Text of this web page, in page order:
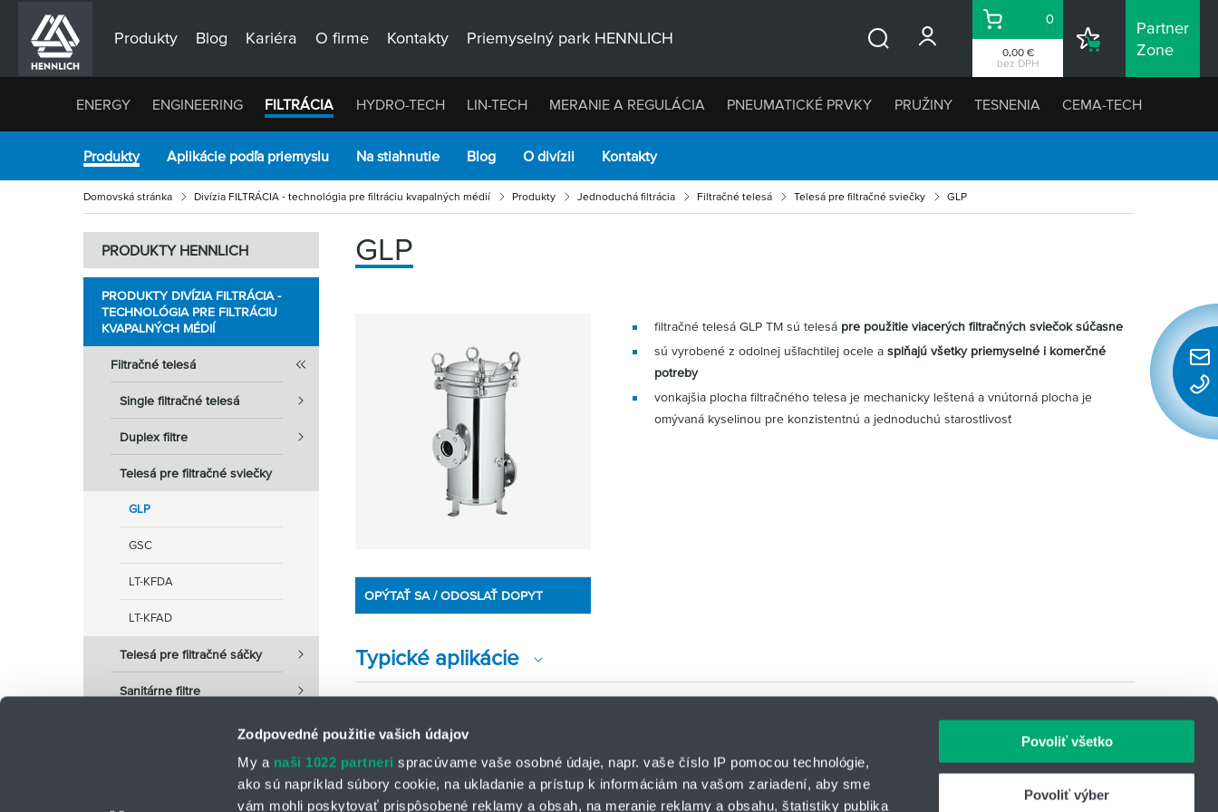
Zodpovedné použitie vašich údajov
My a naši 1022 partneri spracúvame vaše osobné údaje, napr. vaše číslo IP pomocou technológie,
ako sú napríklad súbory cookie, na ukladanie a prístup k informáciám na vašom zariadení, aby sme
vám mohli poskytovať prispôsobené reklamy a obsah, na meranie reklamy a obsahu, štatistiky publika
Povoliť všetko
Povoliť výber
Produkty Blog Kariéra O firme Kontakty Priemyselný park HENNLICH
0,00 €
bez DPH
Košík
0
Nákupný
Partner
Zone
ENERGY ENGINEERING FILTRÁCIA HYDRO-TECH LIN-TECH MERANIE A REGULÁCIA PNEUMATICKÉ PRVKY PRUŽINY TESNENIA CEMA-TECH
Produkty Aplikácie podľa priemyslu Na stiahnutie Blog O divízii Kontakty
Domovská stránka Divízia FILTRÁCIA - technológia pre filtráciu kvapalných médií Produkty Jednoduchá filtrácia Filtračné telesá Telesá pre filtračné sviečky GLP
PRODUKTY HENNLICH
PRODUKTY DIVÍZIA FILTRÁCIA -
TECHNOLÓGIA PRE FILTRÁCIU
KVAPALNÝCH MÉDIÍ
Filtračné telesá
Single filtračné telesá
Duplex filtre
Telesá pre filtračné sviečky
GLP
GSC
LT-KFDA
LT-KFAD
Telesá pre filtračné sáčky
Sanitárne filtre
GLP
OPÝTAŤ SA / ODOSLAŤ DOPYT
filtračné telesá GLP TM sú telesá pre použitie viacerých filtračných sviečok súčasne
sú vyrobené z odolnej ušľachtilej ocele a splňajú všetky priemyselné i komerčné
potreby
vonkajšia plocha filtračného telesa je mechanicky leštená a vnútorná plocha je
omývaná kyselinou pre konzistentnú a jednoduchú starostlivosť
Typické aplikácie